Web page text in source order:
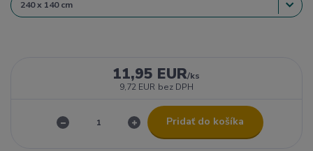
11,95 EUR/ks
9,72 EUR bez DPH
Pridať do košíka